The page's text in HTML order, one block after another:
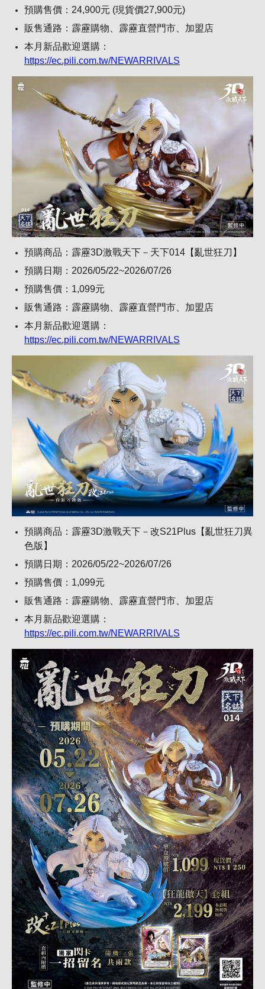
預購售價：24,900元 (現貨價27,900元)
販售通路：霹靂購物、霹靂直營門市、加盟店
本月新品歡迎選購：
https://ec.pili.com.tw/NEWARRIVALS
預購商品：霹靂3D激戰天下－天下014【亂世狂刀】
預購日期：2026/05/22~2026/07/26
預購售價：1,099元
販售通路：霹靂購物、霹靂直營門市、加盟店
本月新品歡迎選購：
https://ec.pili.com.tw/NEWARRIVALS
預購商品：霹靂3D激戰天下－改S21Plus【亂世狂刀異
色版】
預購日期：2026/05/22~2026/07/26
預購售價：1,099元
販售通路：霹靂購物、霹靂直營門市、加盟店
本月新品歡迎選購：
https://ec.pili.com.tw/NEWARRIVALS